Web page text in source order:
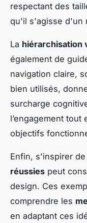
respectant des
qu'il s'agisse d'un
La hiérarchisation
également de
navigation claire,
bien utilisés,
surcharge
l’engagement tout
objectifs
Enfin, s'inspirer de
réussies peut
design. Ces
comprendre les
en adaptant ces